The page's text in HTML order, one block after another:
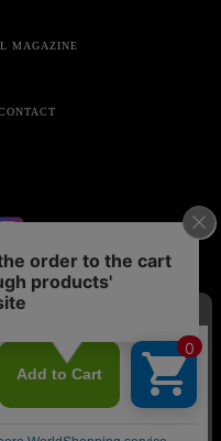
MAGAZINE
rights reserved.